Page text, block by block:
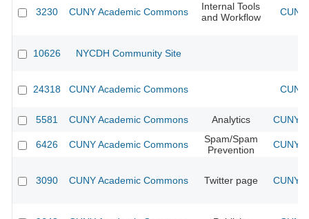
3230 CUNY Academic Commons
Internal Tools
and Workflow
10626 NYCDH Community Site
24318 CUNY Academic Commons
5581 CUNY Academic Commons Analytics CUNY
6426 CUNY Academic Commons
Spam/Spam
Prevention
CUNY
3090 CUNY Academic Commons Twitter page CUNY